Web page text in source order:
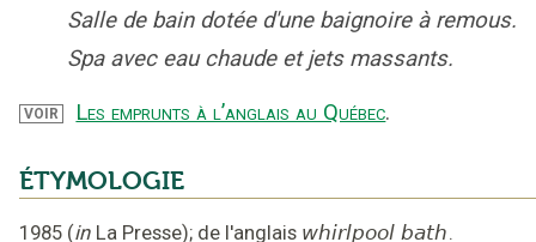
Salle de bain dotée d'une baignoire à remous.
Spa avec eau chaude et jets massants.
VOIR Les emprunts à l’anglais au Québec.
ÉTYMOLOGIE
1985 (in La Presse); de l'anglais whirlpool bath.